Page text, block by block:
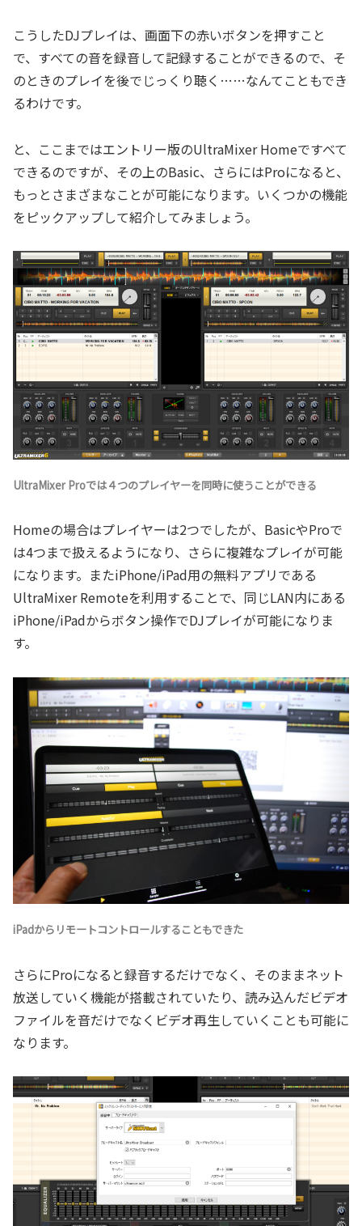
こうしたDJプレイは、画面下の赤いボタンを押すこと
で、すべての音を録音して記録することができるので、そ
のときのプレイを後でじっくり聴く……なんてこともでき
るわけです。
と、ここまではエントリー版のUltraMixer Homeですべて
できるのですが、その上のBasic、さらにはProになると、
もっとさまざまなことが可能になります。いくつかの機能
をピックアップして紹介してみましょう。
UltraMixer Proでは４つのプレイヤーを同時に使うことができる
Homeの場合はプレイヤーは2つでしたが、BasicやProで
は4つまで扱えるようになり、さらに複雑なプレイが可能
になります。またiPhone/iPad用の無料アプリである
UltraMixer Remoteを利用することで、同じLAN内にある
iPhone/iPadからボタン操作でDJプレイが可能になりま
す。
iPadからリモートコントロールすることもできた
さらにProになると録音するだけでなく、そのままネット
放送していく機能が搭載されていたり、読み込んだビデオ
ファイルを音だけでなくビデオ再生していくことも可能に
なります。